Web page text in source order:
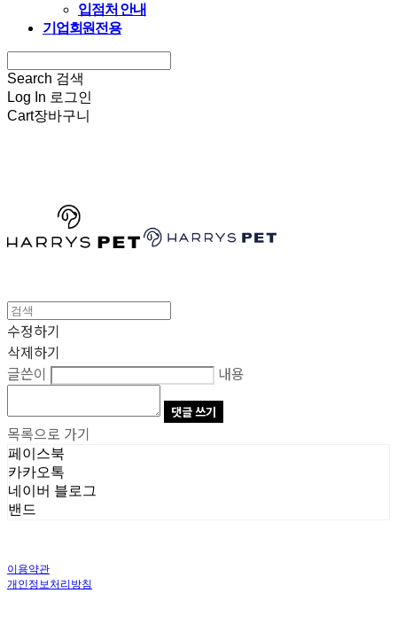
입점처 안내
기업회원전용
Search 검색
Log In 로그인
Cart장바구니
수정하기
삭제하기
글쓴이
내용
댓글 쓰기
목록으로 가기
페이스북
카카오톡
네이버 블로그
밴드
이용약관
개인정보처리방침